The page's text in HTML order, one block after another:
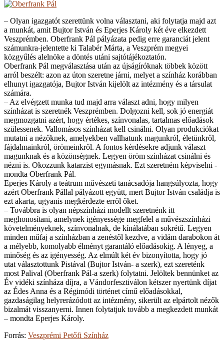
– Olyan igazgatót szerettünk volna választani, aki folytatja majd azt
a munkát, amit Bujtor István és Eperjes Károly két éve elkezdett
Veszprémben. Oberfrank Pál pályázata pedig erre garanciát jelent
számunkra-jelentette ki Talabér Márta, a Veszprém megyei
közgyűlés alelnöke a döntés utáni sajtótájékoztatón.
Oberfrank Pál megválasztása után az újságíróknak többek között
arról beszélt: azon az úton szeretne járni, melyet a színház korábban
elhunyt igazgatója, Bujtor István kijelölt az intézmény és a társulat
számára.
– Az elvégzett munka tud majd arra választ adni, hogy milyen
színházat is szeretnék Veszprémben. Dolgozni kell, sok jó energiát
megmozgatni azért, hogy értékes, színvonalas, tartalmas előadások
szülessenek. Vallomásos színházat kell csinálni. Olyan produkciókat
mutatni a nézőknek, amelyekben vallhatunk magunkról, életünkről,
fájdalmainkról, örömeinkről. A fontos kérdésekre adjunk választ
magunknak és a közönségnek. Legyen öröm színházat csinálni és
nézni is. Okozzunk katarzist egymásnak. Ezt szeretném képviselni -
mondta Oberfrank Pál.
Eperjes Károly a teátrum művészeti tanácsadója hangsúlyozta, hogy
azért Oberfrank Pállal pályázott együtt, mert Bujtor István családja is
ezt akarta, ugyanis megkérdezte erről őket.
– Továbbra is olyan népszínházi modellt szeretnénk itt
meghonosítani, amelynek igényessége megfelel a művészszínházi
követelményeknek, színvonalnak, de kínálatában sokrétű. Legyen
minden műfaj a színházban a zenéstől kezdve, a vidám darabokon át
a mélyebb, komolyabb élményt garantáló előadásokig. A lényeg, a
minőség és az igényesség. Az elmúlt két év bizonyította, hogy jó
utat választottunk Pistával (Bujtor István- a szerk), ezt szereténk
most Palival (Oberfrank Pál-a szerk) folytatni. Jelöltek bennünket az
Év vidéki színháza díjra, a Vándorfesztiválon kétszer nyertünk díjat
az Édes Anna és a Régimódi történet című előadásokkal,
gazdaságilag helyrerázódott az intézmény, sikerült az elpártolt nézők
bizalmát visszanyerni. Innen folytatjuk tovább a megkezdett munkát
– mondta Eperjes Károly.
Forrás: Veszprémi Petőfi Színház